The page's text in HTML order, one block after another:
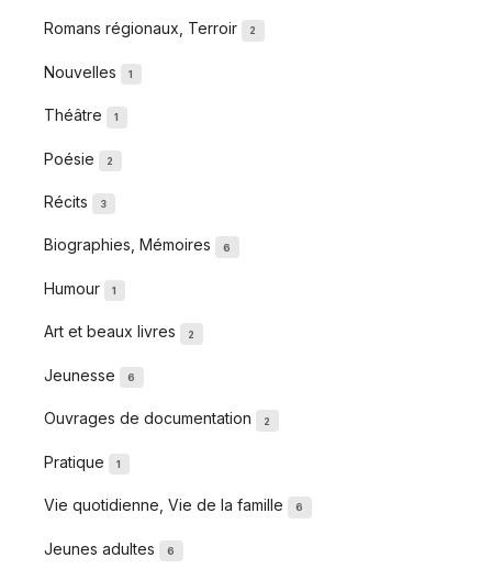
Romans régionaux, Terroir 2
Nouvelles 1
Théâtre 1
Poésie 2
Récits 3
Biographies, Mémoires 6
Humour 1
Art et beaux livres 2
Jeunesse 6
Ouvrages de documentation 2
Pratique 1
Vie quotidienne, Vie de la famille 6
Jeunes adultes 6